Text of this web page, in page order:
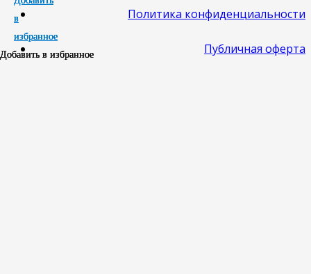
Добавить в избранное
Добавить в избранное
Добавить в избранное
Добавить в избранное
Политика конфиденциальности
Публичная оферта